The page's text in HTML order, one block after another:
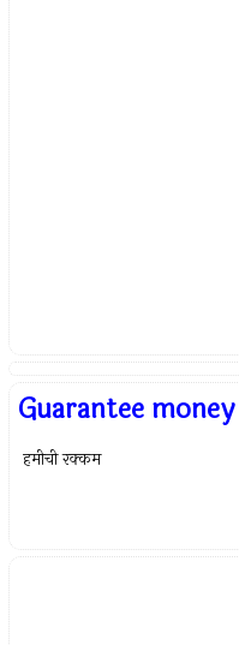
Guarantee money
हमीची रक्कम